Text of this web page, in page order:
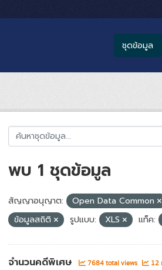
ชุดข้อมูล
พบ 1 ชุดข้อมูล
สัญญาอนุญาต: Open Data Common
ข้อมูลสถิติ
รูปแบบ: XLS แท็ค:
จำนวนคดีพิเศษ 7684 total views 12